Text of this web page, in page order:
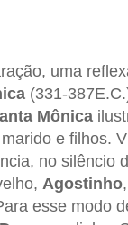
uma
(331-
Mônica
e filhos.
no silêncio
Agostinho
esse modo